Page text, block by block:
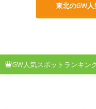
東北のGW
GW人気スポットランキン